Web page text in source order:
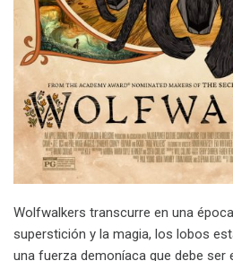
Wolfwalkers transcurre en una
superstición y la magia, los lobos
una fuerza demoníaca que debe ser